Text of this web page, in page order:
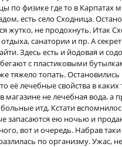
по физике где то в Карпатах
есть село Сходница.
жутко, не продохнуть. Итак
санатории и пр. А
Здесь есть и йодовая и
с пластиковыми
тяжело топать. Остановились
её лечебные свойства в каких
не лечебная вода, а
итд. Кстати
запасаются ею ночью и
вот и очередь. Набрав
по организму. Ужас,